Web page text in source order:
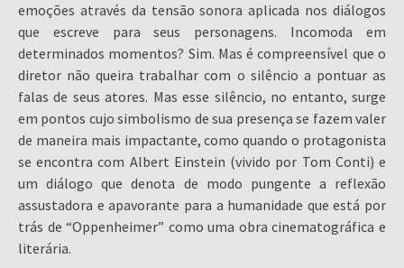
emoções através da tensão sonora aplicada nos diálogos
que escreve para seus personagens. Incomoda em
determinados momentos? Sim. Mas é compreensível que o
diretor não queira trabalhar com o silêncio a pontuar as
falas de seus atores. Mas esse silêncio, no entanto, surge
em pontos cujo simbolismo de sua presença se fazem valer
de maneira mais impactante, como quando o protagonista
se encontra com Albert Einstein (vivido por Tom Conti) e
um diálogo que denota de modo pungente a reflexão
assustadora e apavorante para a humanidade que está por
trás de “Oppenheimer” como uma obra cinematográfica e
literária.